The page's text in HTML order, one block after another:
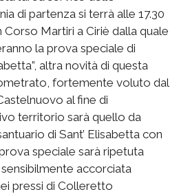
di partenza si terrà alle 17.30
Corso Martiri a Ciriè dalla quale
la prova speciale di
altra novità di questa
fortemente voluto dal
al fine di
territorio sarà quello da
di Sant’ Elisabetta con
speciale sarà ripetuta
accorciata
pressi di Colleretto